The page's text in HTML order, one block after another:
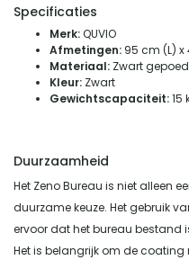
Specificaties
Merk:QUVIO
Afmetingen: 95 cm (L) x
Materiaal: Zwart
Kleur: Zwart
Gewichtscapaciteit:15
Duurzaamheid
Het Zeno Bureau is niet alleen
duurzame keuze. Het gebruik
ervoor dat het bureau bestand
Het is belangrijk om de